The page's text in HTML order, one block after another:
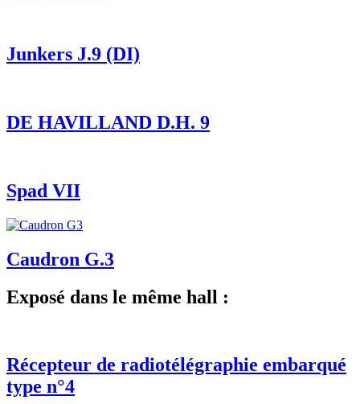
Junkers J.9 (DI)
DE HAVILLAND D.H. 9
Spad VII
Caudron G.3
Exposé dans le même hall :
Récepteur de radiotélégraphie embarqué
type n°4